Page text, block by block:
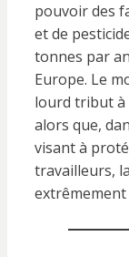
pouvoir des
et de
tonnes par
Europe. Le
lourd tribut à
alors que,
visant à
travailleurs,
extrêmement